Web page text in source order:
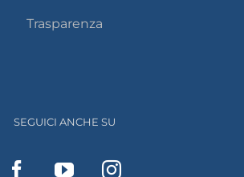
Trasparenza
SEGUICI ANCHE SU